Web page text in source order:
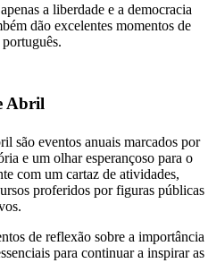
a liberdade e a democracia
dão excelentes momentos de
Abril
são eventos anuais marcados por
e um olhar esperançoso para o
com um cartaz de atividades,
proferidos por figuras públicas
de reflexão sobre a importância
para continuar a inspirar as